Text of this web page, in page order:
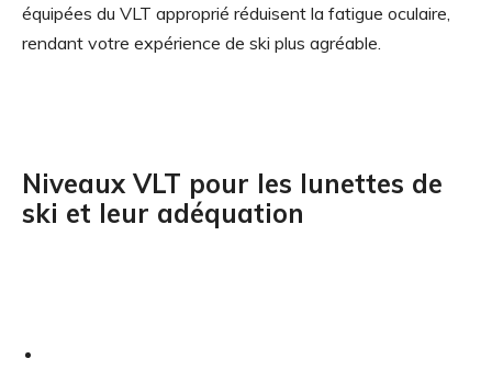
équipées du VLT approprié réduisent la fatigue oculaire,
rendant votre expérience de ski plus agréable.
Niveaux VLT pour les lunettes de
ski et leur adéquation